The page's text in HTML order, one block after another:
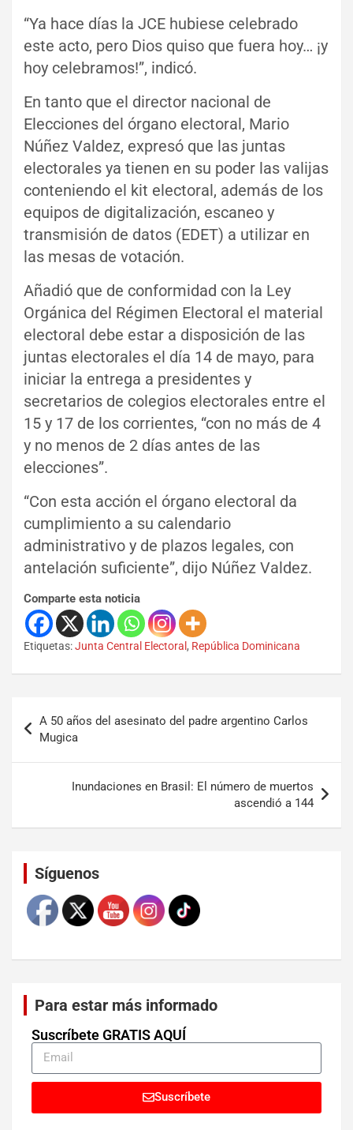
“Ya hace días la JCE hubiese celebrado
este acto, pero Dios quiso que fuera hoy… ¡y
hoy celebramos!”, indicó.
En tanto que el director nacional de
Elecciones del órgano electoral, Mario
Núñez Valdez, expresó que las juntas
electorales ya tienen en su poder las valijas
conteniendo el kit electoral, además de los
equipos de digitalización, escaneo y
transmisión de datos (EDET) a utilizar en
las mesas de votación.
Añadió que de conformidad con la Ley
Orgánica del Régimen Electoral el material
electoral debe estar a disposición de las
juntas electorales el día 14 de mayo, para
iniciar la entrega a presidentes y
secretarios de colegios electorales entre el
15 y 17 de los corrientes, “con no más de 4
y no menos de 2 días antes de las
elecciones”.
“Con esta acción el órgano electoral da
cumplimiento a su calendario
administrativo y de plazos legales, con
antelación suficiente”, dijo Núñez Valdez.
Comparte esta noticia
Etiquetas:Junta Central Electoral , República Dominicana
A 50 años del asesinato del padre argentino Carlos
Mugica
Inundaciones en Brasil: El número de muertos
ascendió a 144
Síguenos
Para estar más informado
Suscríbete GRATIS AQUÍ
Suscríbete